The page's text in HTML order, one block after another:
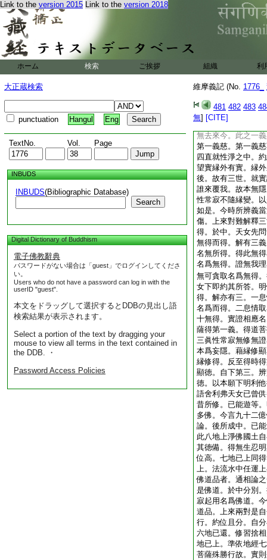
Link to the version 2015 Link to the version 2018
ホーム 検索 ご挨拶 組織 利
大正蔵検索
punctuation Hangul Eng
TextNo. Vol. Page
INBUDS
INBUDS(Bibliographic Database)
Search
Digital Dictionary of Buddhism
電子佛教辭典
パスワードがない場合は「guest」でログインしてくださ
い。
Users who do not have a password can log in with the
userID "guest".
本文をドラッグして選択するとDDBの見出し語
検索結果が表示されます。
Select a portion of the text by dragging your
mouse to view all terms in the text contained in
the DDB. ・
Password Access Policies
維摩義記 (No. 1776_
481 482 483
無] [CITE]
有去來今。明實異
就眞應相對分別。
常住猶如虚空無去
便相對分別。依如
三世攝涅槃之體性
來今。若依金剛般
淨方便之別。方便
非三世攝。無去來
就修證而爲分別。
前後。淨非一時。
淨。以常淨故。無
無去來今。此之一
第一義慈。第一義
四直就性淨之中。
望實縁外有實。縁
後。故有三世。就
誰來覆我。故本無
性常寂不隨縁變。
如是。今時所辨義
傷。上來對難解釋
得。於中。天女先
無得而得。解有三
名無所得。得此無
名爲無得。證無我
無可貪取名爲無得
女下即約其所答。
得。解亦有三。一
名爲而得。二息情
十無得。實證相應
薩得第一義。得道
三眞性常寂無修無
本爲妄隱。藉縁修
縁修得。反至得時
顯徳。自下第三。
徳。以本願下明利
語舍利弗天女已曾
昔所修。已能遊等
多佛。今言九十二
論。後所成中。已
此八地上淨佛國土
其徳備。得無生忍
位高。七地已上同
上。法流水中任運
佛道品者。通相論
是佛道。於中分別
寂起用名爲佛道。
道品。上來兩對是
行。約位且分。自
六地已還。修習捨
地已上。準依地經
菩薩殊勝行故。實